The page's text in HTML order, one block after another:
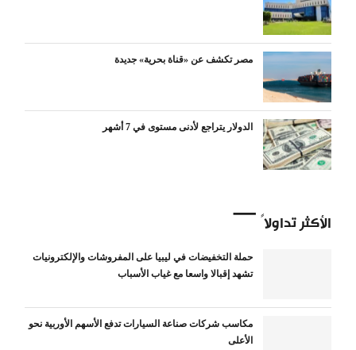
مصر تكشف عن «قناة بحرية» جديدة
الدولار يتراجع لأدنى مستوى في 7 أشهر
الأكثر تداولاً
حملة التخفيضات في ليبيا على المفروشات والإلكترونيات
تشهد إقبالا واسعا مع غياب الأسباب
مكاسب شركات صناعة السيارات تدفع الأسهم الأوربية نحو
الأعلى